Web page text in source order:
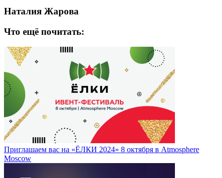
Наталия Жарова
Что ещё почитать:
Приглашаем вас на «ЁЛКИ 2024» 8 октября в Atmosphere
Moscow